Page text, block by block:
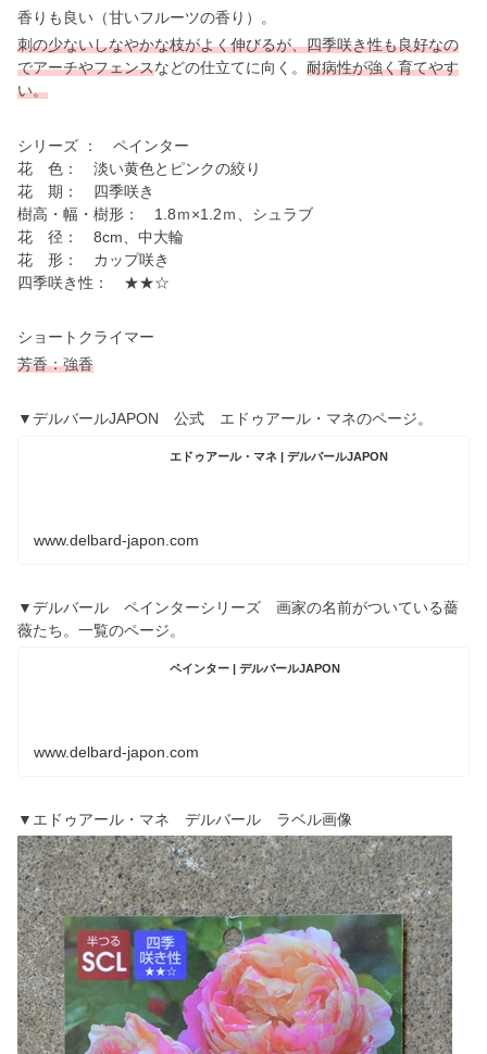
香りも良い（甘いフルーツの香り）。
刺の少ないしなやかな枝がよく伸びるが、四季咲き性も良好なの
でアーチやフェンスなどの仕立てに向く。 耐病性が強く育てやす
い。
シリーズ ： ペインター
花 色： 淡い黄色とピンクの絞り
花 期： 四季咲き
樹高・幅・樹形： 1.8ｍ×1.2ｍ、シュラブ
花 径： 8cm、中大輪
花 形： カップ咲き
四季咲き性： ★★☆
ショートクライマー
芳香：強香
▼デルバールJAPON 公式 エドゥアール・マネのページ。
エドゥアール・マネ | デルバールJAPON
www.delbard-japon.com
▼デルバール ペインターシリーズ 画家の名前がついている薔
薇たち。一覧のページ。
ペインター | デルバールJAPON
www.delbard-japon.com
▼エドゥアール・マネ デルバール ラベル画像